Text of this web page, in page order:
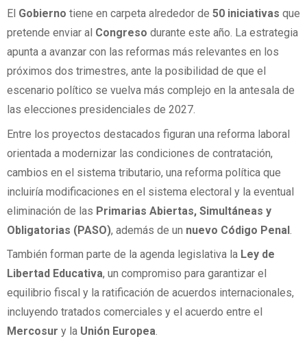
El Gobierno tiene en carpeta alrededor de 50 iniciativas que
pretende enviar al Congreso durante este año. La estrategia
apunta a avanzar con las reformas más relevantes en los
próximos dos trimestres, ante la posibilidad de que el
escenario político se vuelva más complejo en la antesala de
las elecciones presidenciales de 2027.
Entre los proyectos destacados figuran una reforma laboral
orientada a modernizar las condiciones de contratación,
cambios en el sistema tributario, una reforma política que
incluiría modificaciones en el sistema electoral y la eventual
eliminación de las Primarias Abiertas, Simultáneas y
Obligatorias (PASO), además de un nuevo Código Penal
También forman parte de la agenda legislativa la Ley de
Libertad Educativa, un compromiso para garantizar el
equilibrio fiscal y la ratificación de acuerdos internacionales,
incluyendo tratados comerciales y el acuerdo entre el
Mercosur y la Unión Europea.